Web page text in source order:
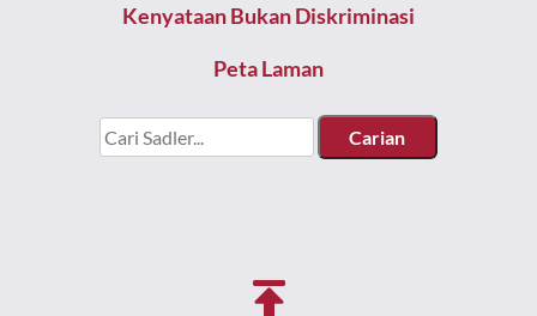
Kenyataan Bukan Diskriminasi
Peta Laman
Cari
untuk: